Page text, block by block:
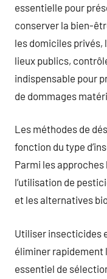
essentielle pour
conserver la bien-
les domiciles privés,
lieux publics,
indispensable pour
de dommages
Les méthodes de
fonction du type
Parmi les
l’utilisation de
et les alternatives
Utiliser insecticides
éliminer rapidement
essentiel de